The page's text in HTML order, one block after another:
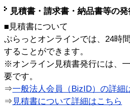
見積書・請求書・納品書等の
■見積書について
ぷらっとオンラインでは、24時
することができます。
※オンライン見積書発行には、
要です。
⇒一般法人会員（BizID）の詳細
⇒ 見積書について詳細はこちら